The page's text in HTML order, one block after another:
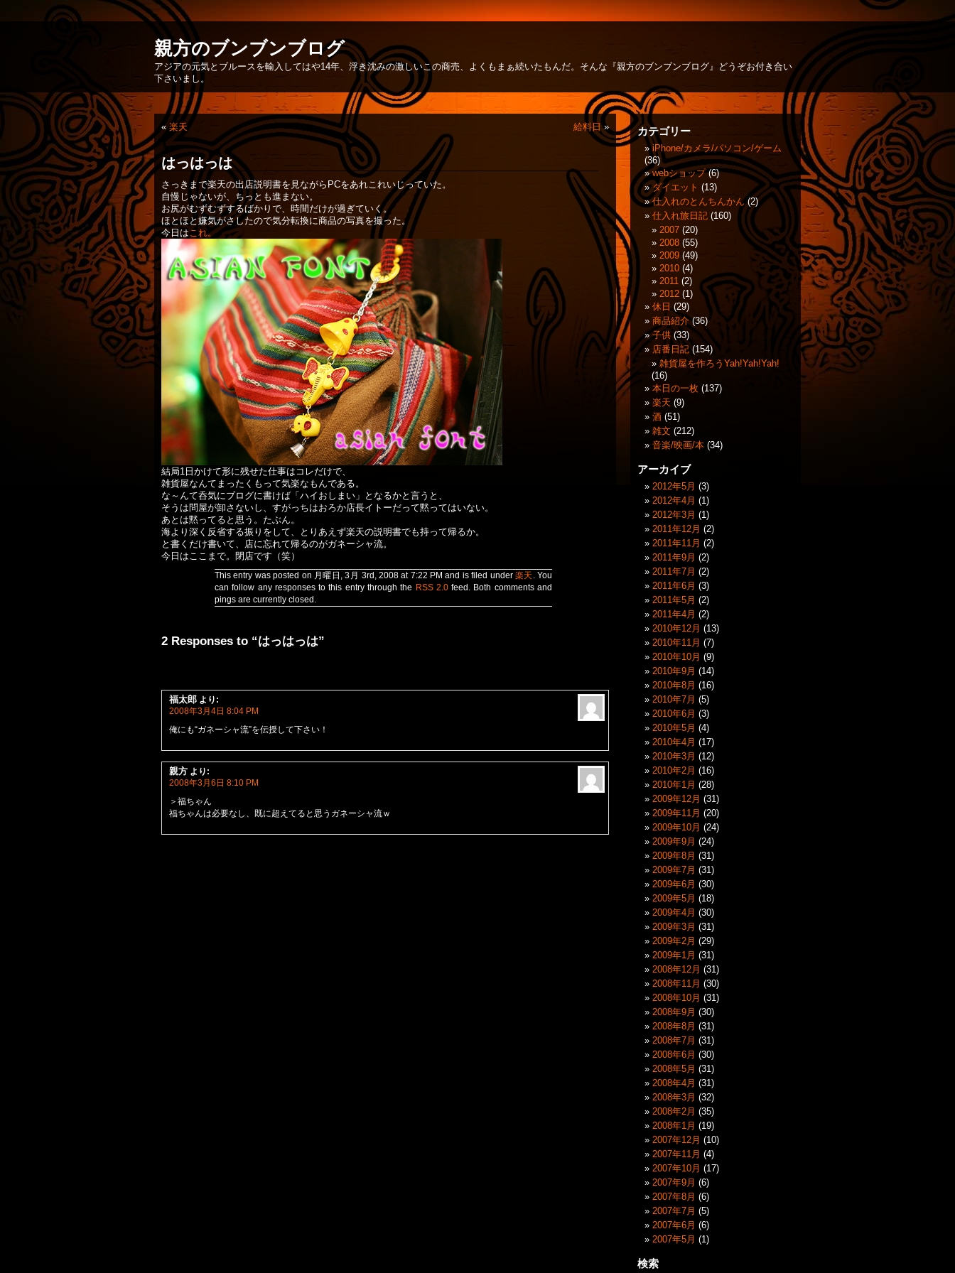
親方のブンブンブログ
アジアの元気とブルースを輸入してはや14年、浮き沈みの激しいこの商売、よくもまぁ続いたもんだ。そんな『親方のブンブンブログ』どうぞお付き合い
下さいまし。
«楽天 給料日 »
はっはっは
さっきまで楽天の出店説明書を見ながらPCをあれこれいじっていた。
自慢じゃないが、ちっとも進まない。
お尻がむずむずするばかりで、時間だけが過ぎていく。
ほとほと嫌気がさしたので気分転換に商品の写真を撮った。
今日はこれ。
結局1日かけて形に残せた仕事はコレだけで、
雑貨屋なんてまったくもって気楽なもんである。
な～んて呑気にブログに書けば「ハイおしまい」となるかと言うと、
そうは問屋が卸さないし、すがっちはおろか店長イトーだって黙ってはいない。
あとは黙ってると思う。たぶん。
海より深く反省する振りをして、とりあえず楽天の説明書でも持って帰るか。
と書くだけ書いて、店に忘れて帰るのがガネーシャ流。
今日はここまで。閉店です（笑）
This entry was posted on 月曜日, 3月 3rd, 2008 at 7:22 PM and is filed under 楽天
. You
can follow any responses to this entry through the
RSS 2.0feed. Both comments and
pings are currently closed.
2 Responses to “はっはっは”
福太郎 より:
2008年3月4日 8:04 PM
俺にも“ガネーシャ流”を伝授して下さい！
親方 より:
2008年3月6日 8:10 PM
＞福ちゃん
福ちゃんは必要なし、既に超えてると思うガネーシャ流ｗ
カテゴリー
iPhone/カメラ/パソコン/ゲーム
(36)
webショップ(6)
ダイエット (13)
仕入れのとんちんかん(2)
仕入れ旅日記 (160)
2007 (20)
2008 (55)
2009 (49)
2010 (4)
2011 (2)
2012 (1)
休日 (29)
商品紹介(36)
子供 (33)
店番日記(154)
雑貨屋を作ろうYah!Yah!Yah!
(16)
本日の一枚 (137)
楽天 (9)
酒 (51)
雑文 (212)
音楽/映画/本 (34)
アーカイブ
2012年5月 (3)
2012年4月 (1)
2012年3月 (1)
2011年12月 (2)
2011年11月 (2)
2011年9月 (2)
2011年7月 (2)
2011年6月 (3)
2011年5月 (2)
2011年4月 (2)
2010年12月 (13)
2010年11月 (7)
2010年10月 (9)
2010年9月 (14)
2010年8月 (16)
2010年7月 (5)
2010年6月 (3)
2010年5月 (4)
2010年4月 (17)
2010年3月 (12)
2010年2月 (16)
2010年1月 (28)
2009年12月 (31)
2009年11月 (20)
2009年10月 (24)
2009年9月 (24)
2009年8月 (31)
2009年7月 (31)
2009年6月 (30)
2009年5月 (18)
2009年4月 (30)
2009年3月 (31)
2009年2月 (29)
2009年1月 (31)
2008年12月 (31)
2008年11月 (30)
2008年10月 (31)
2008年9月 (30)
2008年8月 (31)
2008年7月 (31)
2008年6月 (30)
2008年5月 (31)
2008年4月 (31)
2008年3月 (32)
2008年2月 (35)
2008年1月 (19)
2007年12月 (10)
2007年11月 (4)
2007年10月 (17)
2007年9月 (6)
2007年8月 (6)
2007年7月 (5)
2007年6月 (6)
2007年5月 (1)
検索